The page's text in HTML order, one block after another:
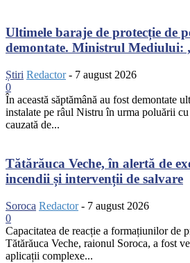
Ultimele baraje de protecție de
demontate. Ministrul Mediului:
Știri Redactor - 7 august 2026
0
În această săptămână au fost demontate
instalate pe râul Nistru în urma poluării
cauzată de...
Tătărăuca Veche, în alertă de
incendii și intervenții de salvare
Soroca Redactor - 7 august 2026
0
Capacitatea de reacție a formațiunilor de
Tătărăuca Veche, raionul Soroca, a fost
aplicații complexe...